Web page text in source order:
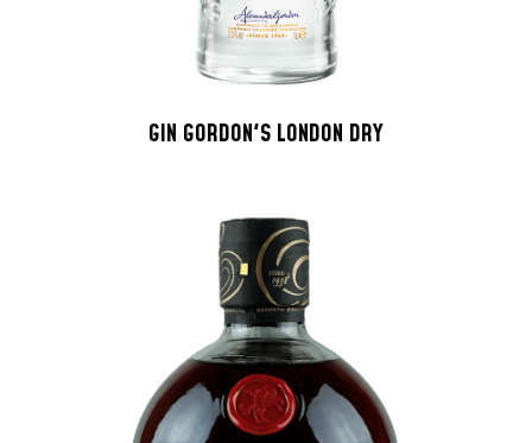
GIN GORDON'S LONDON DRY